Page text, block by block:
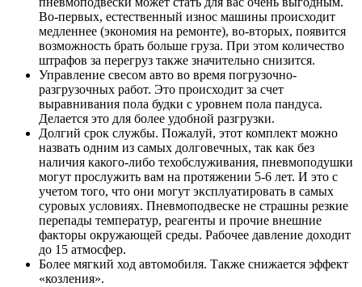
Во-первых, естественный износ машины происходит
медленнее (экономия на ремонте), во-вторых, появится
возможность брать больше груза. При этом количество
штрафов за перегруз также значительно снизится.
Управление свесом авто во время погрузочно-
разгрузочных работ. Это происходит за счет
выравнивания пола будки с уровнем пола пандуса.
Делается это для более удобной разгрузки.
Долгий срок службы. Пожалуй, этот комплект можно
назвать одним из самых долговечных, так как без
наличия какого-либо техобслуживания, пневмоподушки
могут прослужить вам на протяжении 5-6 лет. И это с
учетом того, что они могут эксплуатировать в самых
суровых условиях. Пневмоподвеске не страшны резкие
перепады температур, реагенты и прочие внешние
факторы окружающей среды. Рабочее давление доходит
до 15 атмосфер.
Более мягкий ход автомобиля. Также снижается эффект
«козления».